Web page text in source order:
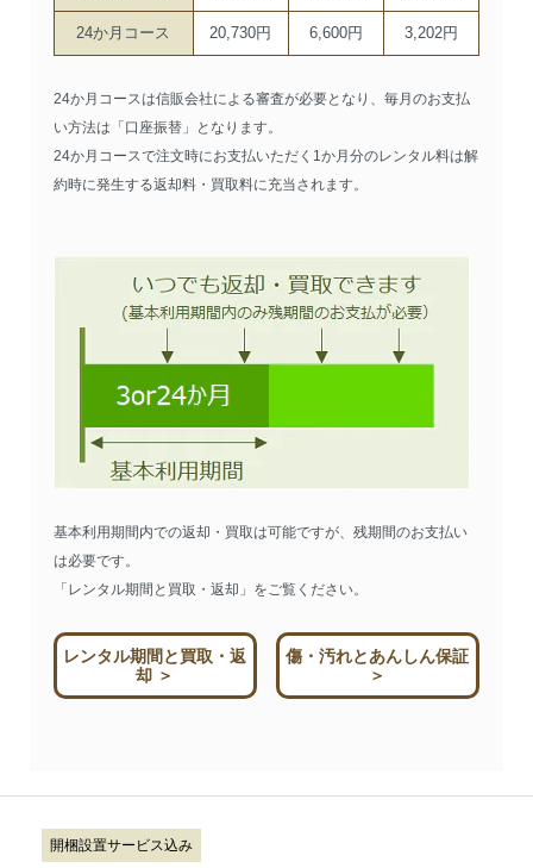
24か月コース 20,730円 6,600円 3,202円
24か月コースは信販会社による審査が必要となり、毎月のお支払
い方法は「口座振替」となります。
24か月コースで注文時にお支払いただく1か月分のレンタル料は解
約時に発生する返却料・買取料に充当されます。
基本利用期間内での返却・買取は可能ですが、残期間のお支払い
は必要です。
「レンタル期間と買取・返却」をご覧ください。
レンタル期間と買取・返
却 ＞
傷・汚れとあんしん保証
＞
開梱設置サービス込み